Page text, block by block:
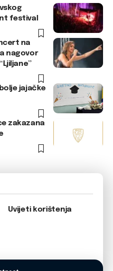
festival
na
nagovor
jajačke
zakazana
Uvijeti korištenja